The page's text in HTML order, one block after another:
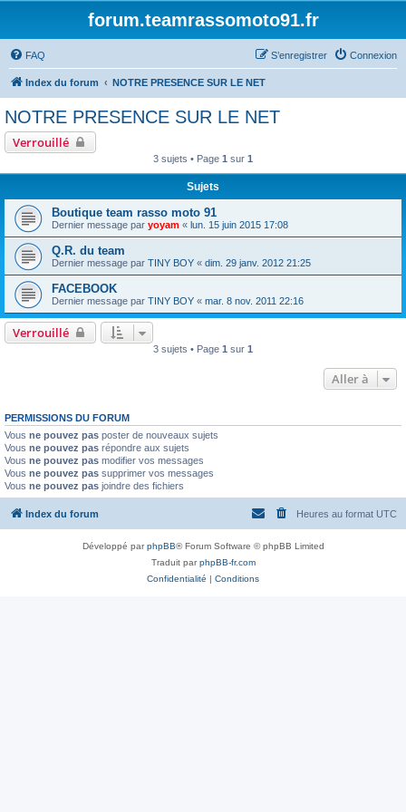
forum.teamrassomoto91.fr
FAQ Connexion
S’enregistrer
Index du forum NOTRE PRESENCE SUR LE NET
NOTRE PRESENCE SUR LE NET
Verrouillé
3 sujets • Page 1 sur 1
Sujets
Boutique team rasso moto 91
Dernier message par yoyam « lun. 15 juin 2015 17:08
Q.R. du team
Dernier message par TINY BOY « dim. 29 janv. 2012 21:25
FACEBOOK
Dernier message par TINY BOY « mar. 8 nov. 2011 22:16
Verrouillé
3 sujets • Page 1 sur 1
Aller à
PERMISSIONS DU FORUM
Vous ne pouvez pas poster de nouveaux sujets
Vous ne pouvez pas répondre aux sujets
Vous ne pouvez pas modifier vos messages
Vous ne pouvez pas supprimer vos messages
Vous ne pouvez pas joindre des fichiers
Index du forum Heures au format UTC
Développé parphpBB® Forum Software © phpBB Limited
Traduit parphpBB-fr.com
Confidentialité | Conditions